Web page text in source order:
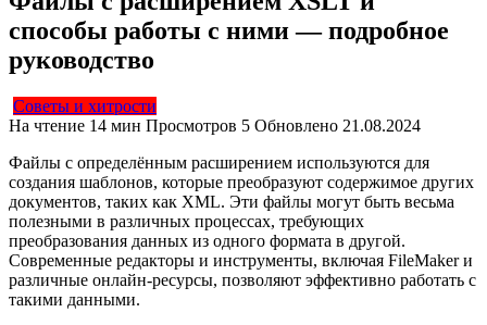
способы работы с ними — подробное
руководство
Советы и хитрости
На чтение 14 мин Просмотров 5 Обновлено 21.08.2024
Файлы с определённым расширением используются для
создания шаблонов, которые преобразуют содержимое других
документов, таких как XML. Эти файлы могут быть весьма
полезными в различных процессах, требующих
преобразования данных из одного формата в другой.
Современные редакторы и инструменты, включая FileMaker и
различные онлайн-ресурсы, позволяют эффективно работать с
такими данными.